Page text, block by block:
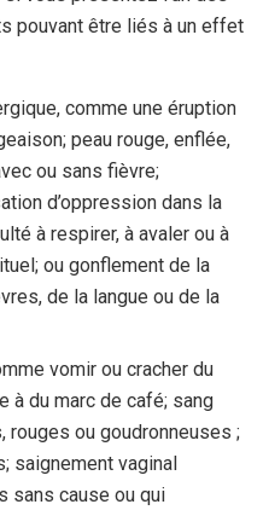
pouvant être liés à un effet
comme une éruption
peau rouge, enflée,
ou sans fièvre;
d’oppression dans la
à respirer, à avaler ou à
ou gonflement de la
de la langue ou de la
vomir ou cracher du
à du marc de café; sang
rouges ou goudronneuses ;
saignement vaginal
sans cause ou qui